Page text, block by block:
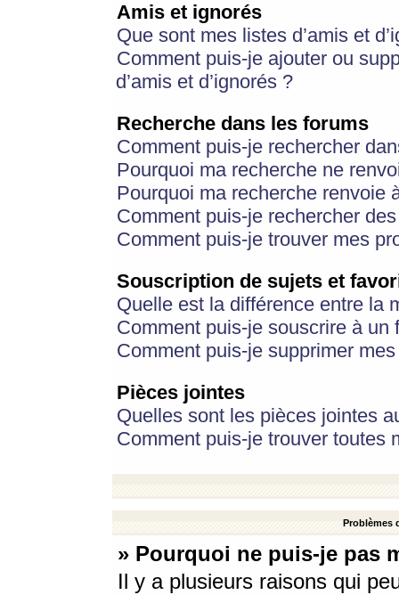
Amis et ignorés
Que sont mes listes d’amis et
Comment puis-je ajouter ou
d’amis et d’ignorés ?
Recherche dans les forums
Comment puis-je rechercher
Pourquoi ma recherche ne
Pourquoi ma recherche renvoie
Comment puis-je rechercher
Comment puis-je trouver mes
Souscription de sujets et
Quelle est la différence entre la
Comment puis-je souscrire à
Comment puis-je supprimer
Pièces jointes
Quelles sont les pièces jointes
Comment puis-je trouver toutes
Problèmes
» Pourquoi ne puis-je pas
Il y a plusieurs raisons qui